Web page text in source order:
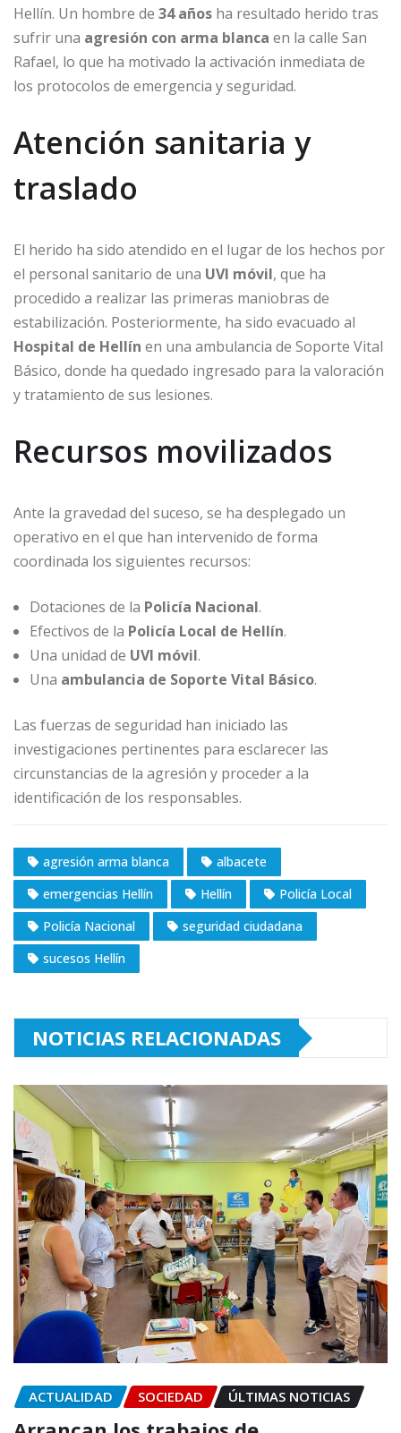
Hellín. Un hombre de 34 años ha resultado herido tras
sufrir una agresión con arma blanca en la calle San
Rafael, lo que ha motivado la activación inmediata de
los protocolos de emergencia y seguridad.
Atención sanitaria y
traslado
El herido ha sido atendido en el lugar de los hechos por
el personal sanitario de una UVI móvil, que ha
procedido a realizar las primeras maniobras de
estabilización. Posteriormente, ha sido evacuado al
Hospital de Hellín en una ambulancia de Soporte Vital
Básico, donde ha quedado ingresado para la valoración
y tratamiento de sus lesiones.
Recursos movilizados
Ante la gravedad del suceso, se ha desplegado un
operativo en el que han intervenido de forma
coordinada los siguientes recursos:
Dotaciones de la Policía Nacional.
Efectivos de la Policía Local de Hellín.
Una unidad de UVI móvil.
Una ambulancia de Soporte Vital Básico.
Las fuerzas de seguridad han iniciado las
investigaciones pertinentes para esclarecer las
circunstancias de la agresión y proceder a la
identificación de los responsables.
agresión arma blanca
albacete
emergencias Hellín
Hellín
Policía Local
Policía Nacional
seguridad ciudadana
sucesos Hellín
NOTICIAS RELACIONADAS
ACTUALIDAD SOCIEDAD ÚLTIMAS NOTICIAS